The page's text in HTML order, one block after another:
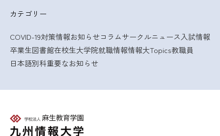
カテゴリー
COVID-19対策情報お知らせコラムサークルニュース入試情報
卒業生図書館在校生大学院就職情報情報大Topics教職員
日本語別科重要なお知らせ